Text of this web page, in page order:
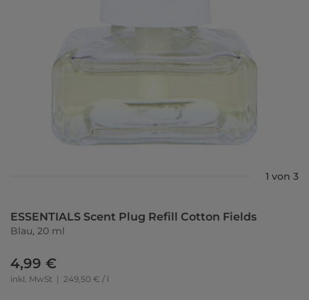
1 von 3
ESSENTIALS Scent Plug Refill Cotton Fields
Blau, 20 ml
4,99 €
inkl. MwSt | 249,50 € / l